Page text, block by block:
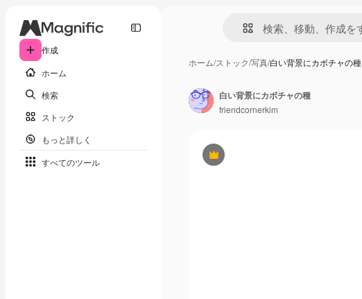
作成
ホーム
検索
ストック
もっと詳しく
すべてのツール
ホーム/ストック/写真/白い背景にカボチャの種
Premium
白い背景にカボチャの種
friendcornerkim